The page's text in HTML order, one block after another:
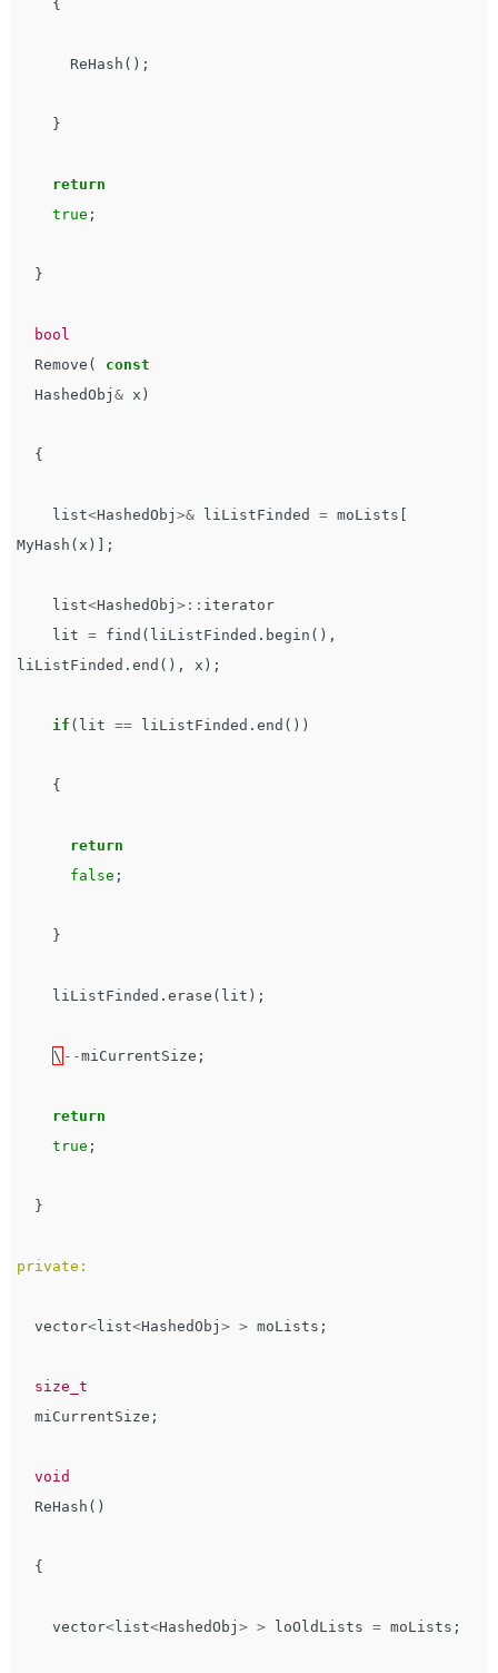
{
ReHash ();
}
return
true ;
}
bool
Remove (
const
HashedObj & x )
{
list<HashedObj >& liListFinded = moLists
MyHash ( x )];
list<HashedObj >:: iterator
lit = find ( liListFinded . begin (),
liListFinded . end (), x );
if ( lit == liListFinded . end ())
{
return
false ;
}
liListFinded . erase ( lit );
\ --miCurrentSize ;
return
true ;
}
private:
vector< list<HashedObj > > moLists ;
size_t
miCurrentSize ;
void
ReHash ()
{
vector< list<HashedObj > > loOldLists = moLists ;